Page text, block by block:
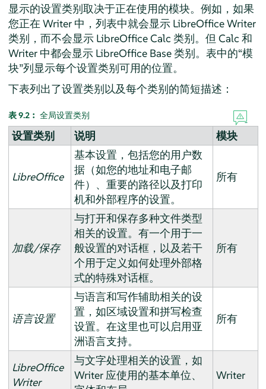
显示的设置类别取决于正在使用的模块。例如，如果
您正在 Writer 中，列表中就会显示 LibreOffice Writer
类别，而不会显示 LibreOffice Calc 类别。但 Calc 和
Writer 中都会显示 LibreOffice Base 类别。表中的“模
块”列显示每个设置类别可用的位置。
下表列出了设置类别以及每个类别的简短描述：
表 9.2︰ 全局设置类别
设置类别 说明 模块
LibreOffice
基本设置，包括您的用户数
据（如您的地址和电子邮
件）、重要的路径以及打印
机和外部程序的设置。
所有
加载/保存
与打开和保存多种文件类型
相关的设置。有一个用于一
般设置的对话框，以及若干
个用于定义如何处理外部格
式的特殊对话框。
所有
语言设置
与语言和写作辅助相关的设
置，如区域设置和拼写检查
设置。在这里也可以启用亚
洲语言支持。
所有
LibreOffice
Writer
与文字处理相关的设置，如
Writer 应使用的基本单位、
Writer